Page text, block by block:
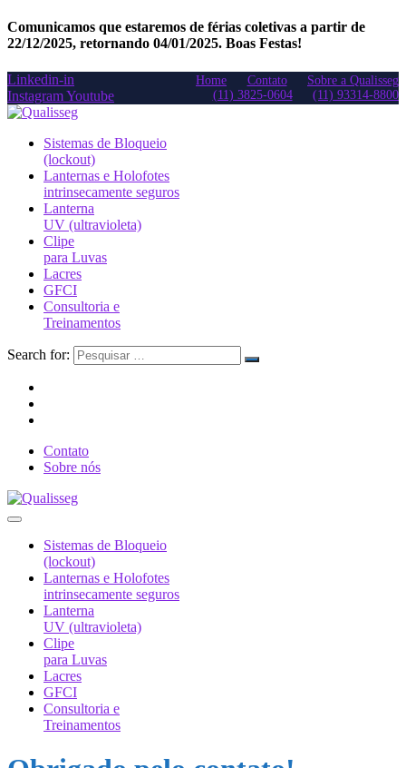
Comunicamos que estaremos de férias coletivas a partir de
22/12/2025, retornando 04/01/2025. Boas Festas!
Linkedin-in
InstagramYoutube
Home Contato
Sobre a Qualisseg
(11) 3825-0604
(11) 93314-8800
Sistemas de Bloqueio
(lockout)
Lanternas e Holofotes
intrinsecamente seguros
Lanterna
UV (ultravioleta)
Clipe
para Luvas
Lacres
GFCI
Consultoria e
Treinamentos
Search for:
Contato
Sobre nós
Sistemas de Bloqueio
(lockout)
Lanternas e Holofotes
intrinsecamente seguros
Lanterna
UV (ultravioleta)
Clipe
para Luvas
Lacres
GFCI
Consultoria e
Treinamentos